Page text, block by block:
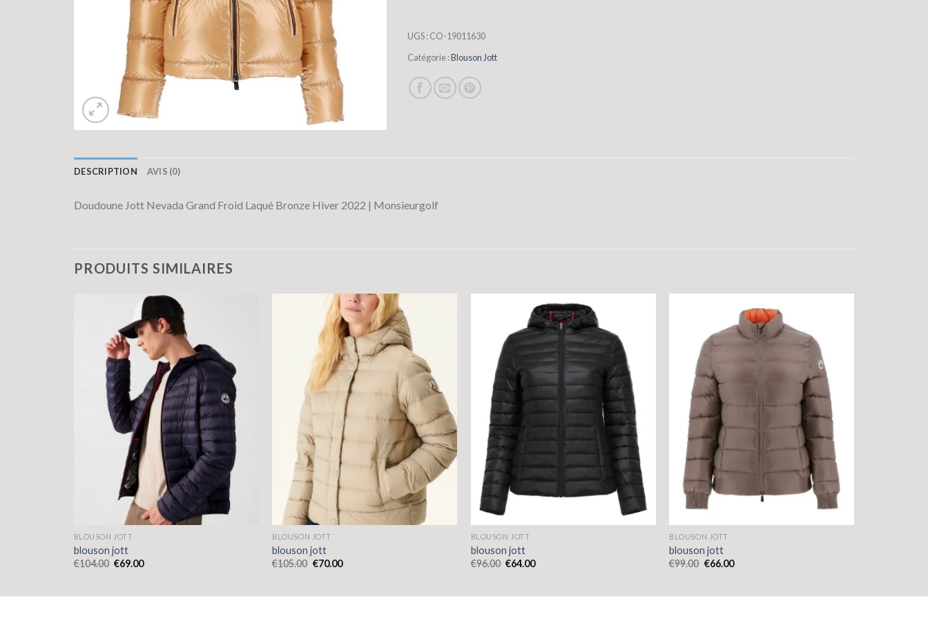
UGS :CO-19011630
Catégorie :Blouson Jott
DESCRIPTION AVIS (0)
Doudoune Jott Nevada Grand Froid Laqué Bronze Hiver 2022 | Monsieurgolf
PRODUITS SIMILAIRES
BLOUSON JOTT
blouson jott
€104.00 €69.00
BLOUSON JOTT
blouson jott
€105.00 €70.00
BLOUSON JOTT
blouson jott
€96.00 €64.00
BLOUSON JOTT
blouson jott
€99.00 €66.00